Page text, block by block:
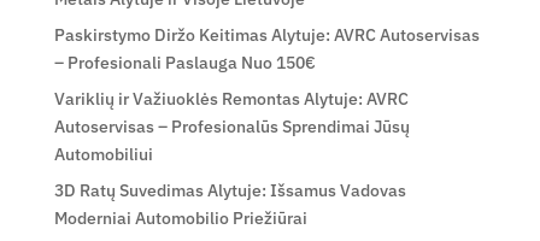
Paskirstymo Diržo Keitimas Alytuje: AVRC Autoservisas
– Profesionali Paslauga Nuo 150€
Variklių ir Važiuoklės Remontas Alytuje: AVRC
Autoservisas – Profesionalūs Sprendimai Jūsų
Automobiliui
3D Ratų Suvedimas Alytuje: Išsamus Vadovas
Moderniai Automobilio Priežiūrai